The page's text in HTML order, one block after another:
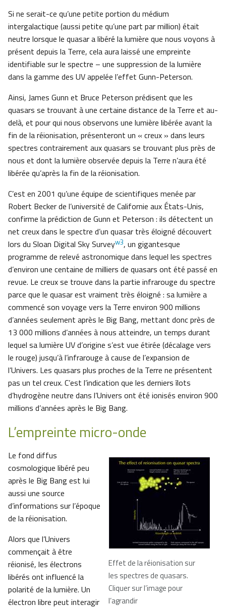
Si ne serait-ce qu’une petite portion du médium
intergalactique (aussi petite qu’une part par million) était
neutre lorsque le quasar a libéré la lumière que nous voyons à
présent depuis la Terre, cela aura laissé une empreinte
identifiable sur le spectre – une suppression de la lumière
dans la gamme des UV appelée l’effet Gunn-Peterson.
Ainsi, James Gunn et Bruce Peterson prédisent que les
quasars se trouvant à une certaine distance de la Terre et au-
delà, et pour qui nous observons une lumière libérée avant la
fin de la réionisation, présenteront un « creux » dans leurs
spectres contrairement aux quasars se trouvant plus près de
nous et dont la lumière observée depuis la Terre n’aura été
libérée qu’après la fin de la réionisation.
C’est en 2001 qu’une équipe de scientifiques menée par
Robert Becker de l’université de Californie aux États-Unis,
confirme la prédiction de Gunn et Peterson : ils détectent un
net creux dans le spectre d’un quasar très éloigné découvert
lors du Sloan Digital Sky Surveyw3, un gigantesque
programme de relevé astronomique dans lequel les spectres
d’environ une centaine de milliers de quasars ont été passé en
revue. Le creux se trouve dans la partie infrarouge du spectre
parce que le quasar est vraiment très éloigné : sa lumière a
commencé son voyage vers la Terre environ 900 millions
d’années seulement après le Big Bang, mettant donc près de
13 000 millions d’années à nous atteindre, un temps durant
lequel sa lumière UV d’origine s’est vue étirée (décalage vers
le rouge) jusqu’à l’infrarouge à cause de l’expansion de
l’Univers. Les quasars plus proches de la Terre ne présentent
pas un tel creux. C’est l’indication que les derniers îlots
d’hydrogène neutre dans l’Univers ont été ionisés environ 900
millions d’années après le Big Bang.
L’empreinte micro-onde
Effet de la réionisation sur
les spectres de quasars.
Cliquer sur l’image pour
l’agrandir
Le fond diffus
cosmologique libéré peu
après le Big Bang est lui
aussi une source
d’informations sur l’époque
de la réionisation.
Alors que l’Univers
commençait à être
réionisé, les électrons
libérés ont influencé la
polarité de la lumière. Un
électron libre peut interagir